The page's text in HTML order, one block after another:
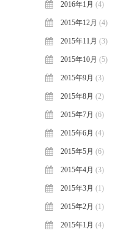
2016年1月 (4)
2015年12月 (4)
2015年11月 (3)
2015年10月 (5)
2015年9月 (3)
2015年8月 (2)
2015年7月 (6)
2015年6月 (4)
2015年5月 (6)
2015年4月 (3)
2015年3月 (1)
2015年2月 (1)
2015年1月 (4)